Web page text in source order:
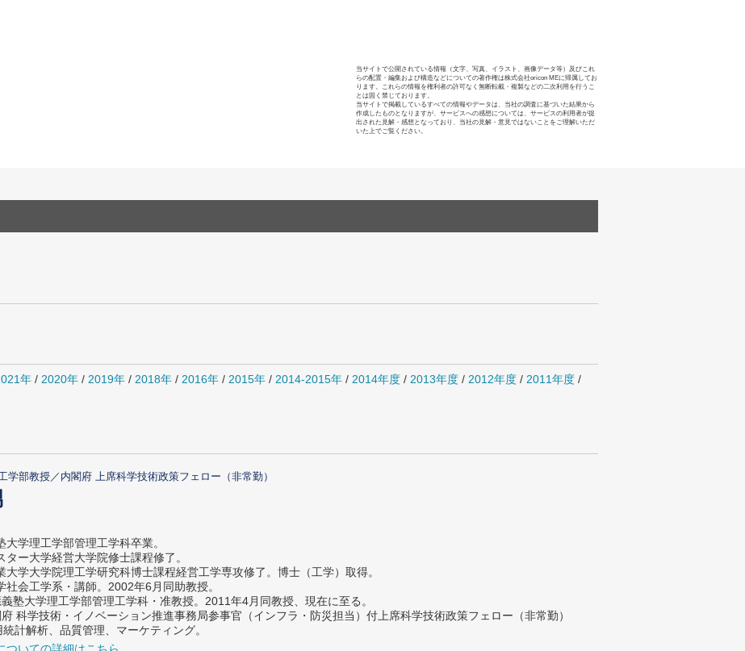
当サイトで公開されている情報（文字、写真、イラスト、画像データ等）及びこれ
らの配置・編集および構造などについての著作権は株式会社oricon MEに帰属してお
ります。これらの情報を権利者の許可なく無断転載・複製などの二次利用を行うこ
とは固く禁じております。
当サイトで掲載しているすべての情報やデータは、当社の調査に基づいた結果から
作成したものとなりますが、サービスへの感想については、サービスの利用者が提
出された見解・感想となっており、当社の見解・意見ではないことをご理解いただ
いた上でご覧ください。
年 / 2020年 / 2019年 / 2018年 / 2016年 / 2015年 / 2014-2015年 / 2014年度 / 2013年度 / 2012年度 / 2011年度 /
学部教授／内閣府 上席科学技術政策フェロー（非常勤）
大学理工学部管理工学科卒業。
ター大学経営大学院修士課程修了。
大学大学院理工学研究科博士課程経営工学専攻修了。博士（工学）取得。
社会工学系・講師。2002年6月同助教授。
塾大学理工学部管理工学科・准教授。2011年4月同教授、現在に至る。
科学技術・イノベーション推進事務局参事官（インフラ・防災担当）付上席科学技術政策フェロー（非常勤）
計解析、品質管理、マーケティング。
いての詳細はこちら